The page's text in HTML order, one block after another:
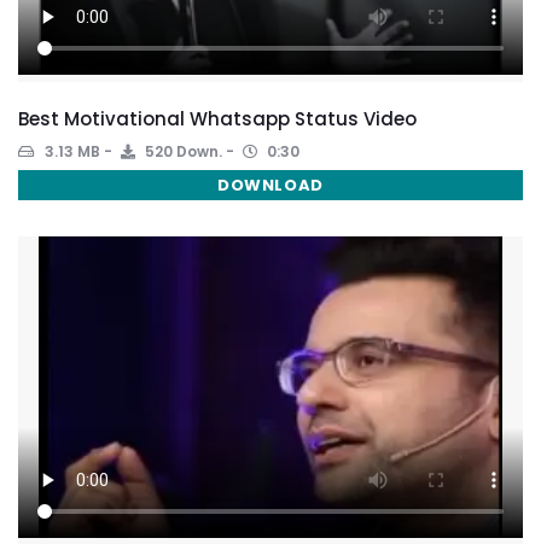
Best Motivational Whatsapp Status Video
3.13 MB 520 Down. 0:30
DOWNLOAD